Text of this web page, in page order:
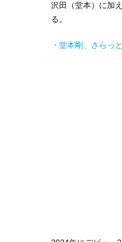
沢田（堂本）に加
る。
・堂本剛、さらっ